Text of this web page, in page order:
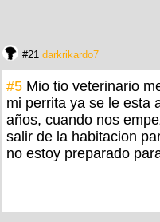
#21 darkrikardo7
#5 Mio tio veterinario
mi perrita ya se le esta
años, cuando nos
salir de la habitacion
no estoy preparado